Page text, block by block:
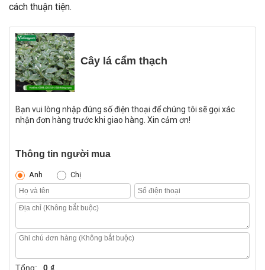
cách thuận tiện.
Cây lá cẩm thạch
Bạn vui lòng nhập đúng số điện thoại để chúng tôi sẽ gọi xác
nhận đơn hàng trước khi giao hàng. Xin cảm ơn!
Thông tin người mua
Anh Chị
Tổng: 0 ₫